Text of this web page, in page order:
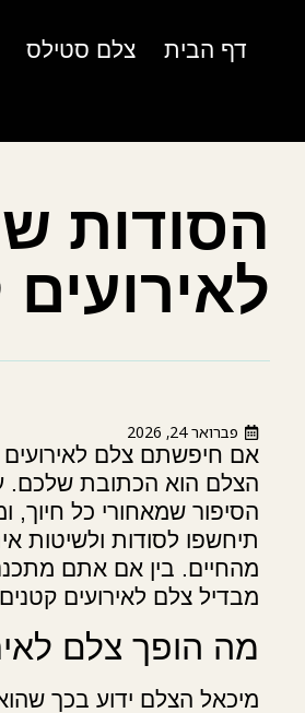
דף הבית צלם סטילס
הסודות
פברואר 24, 2026
אם חיפשתם צלם
הצלם הוא הכתובת שלכם.
הסיפור שמאחורי כל חיוך,
תיחשפו לסודות ולשיטות
מהחיים. בין אם אתם
מבדיל צלם לאירועים
מה הופך צלם
מיכאל הצלם ידוע בכך